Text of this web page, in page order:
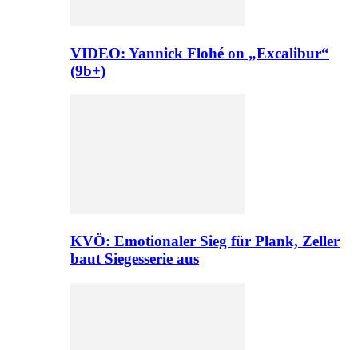
VIDEO: Yannick Flohé on „Excalibur“
(9b+)
KVÖ: Emotionaler Sieg für Plank, Zeller
baut Siegesserie aus